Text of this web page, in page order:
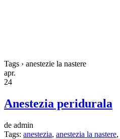
Tags › anestezie la nastere
apr.
24
Anestezia peridurala
de admin
Tags: anestezia, anestezia la nastere,